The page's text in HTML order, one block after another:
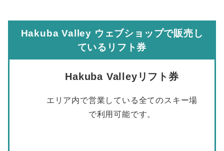
Hakuba Valley ウェブショップで販売し
ているリフト券
Hakuba Valleyリフト券
エリア内で営業している全てのスキー場
で利用可能です。